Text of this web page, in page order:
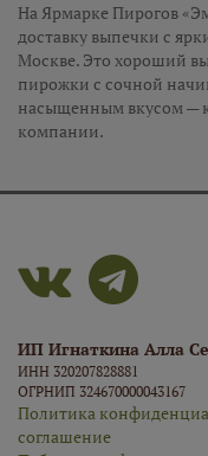
На Ярмарке Пирогов
доставку выпечки с
Москве. Это хороший
пирожки с сочной
насыщенным вкусом —
компании.
ИП Игнаткина Алла
ИНН 320207828881
ОГРНИП 324670000043167
Политика
соглашение